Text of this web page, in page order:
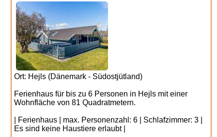
Ort: Hejls (Dänemark - Südostjütland)
Ferienhaus für bis zu 6 Personen in Hejls mit einer
Wohnfläche von 81 Quadratmetern.
| Ferienhaus | max. Personenzahl: 6 | Schlafzimmer: 3 |
Es sind keine Haustiere erlaubt |